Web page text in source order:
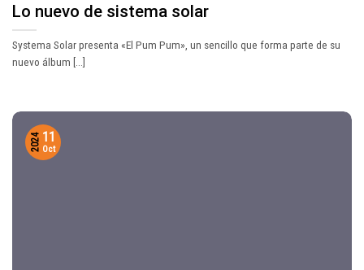
Lo nuevo de sistema solar
Systema Solar presenta «El Pum Pum», un sencillo que forma parte de su
nuevo álbum [...]
11
Oct
2024